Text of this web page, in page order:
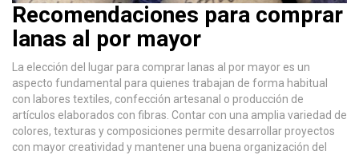
Recomendaciones para comprar
lanas al por mayor
La elección del lugar para comprar lanas al por mayor es un
aspecto fundamental para quienes trabajan de forma habitual
con labores textiles, confección artesanal o producción de
artículos elaborados con fibras. Contar con una amplia variedad de
colores, texturas y composiciones permite desarrollar proyectos
con mayor creatividad y mantener una buena organización del